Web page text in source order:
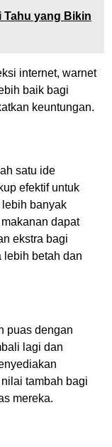
Tahu yang Bikin
internet, warnet
baik bagi
keuntungan.
satu ide
efektif untuk
banyak
dapat
ekstra bagi
lebih betah dan
puas dengan
lagi dan
tambah bagi
mereka.